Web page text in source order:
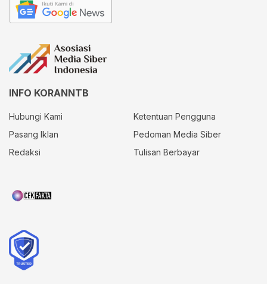
INFO KORANNTB
Hubungi Kami
Ketentuan Pengguna
Pasang Iklan
Pedoman Media Siber
Redaksi
Tulisan Berbayar